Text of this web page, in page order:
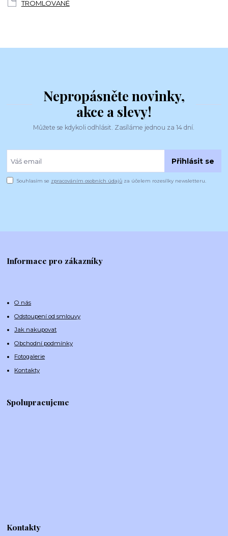
TROMLOVANÉ
Nepropásněte novinky,
akce a slevy!
Můžete se kdykoli odhlásit. Zasíláme jednou za 14 dní.
Přihlásit se
Souhlasím se zpracováním osobních údajů za účelem rozesílky newsletteru.
Informace pro zákazníky
O nás
Odstoupení od smlouvy
Jak nakupovat
Obchodní podmínky
Fotogalerie
Kontakty
Spolupracujeme
Kontakty